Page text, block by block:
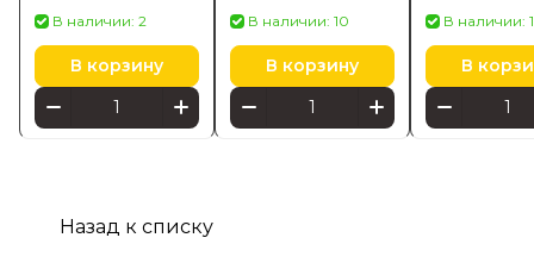
Twinkly Pre-lit
Regal Garland 50
LED RGB, 2,7 м
В наличии: 2
В корзину
Gradient 10м
929004295001
В наличии: 10
В корзину
flex strip 3
Type-C
В наличии:
В
Назад к списку